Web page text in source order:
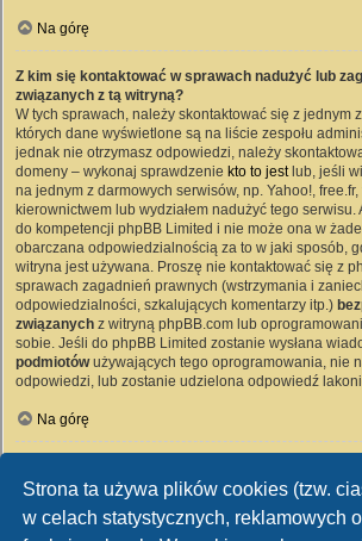
Strona ta używa plików cookies (tzw.
w celach statystycznych, reklamowych
Na górę
Z kim się kontaktować w sprawach nadużyć lub
związanych z tą witryną?
W tych sprawach, należy skontaktować się z jednym
których dane wyświetlone są na liście zespołu
jednak nie otrzymasz odpowiedzi, należy
domeny – wykonaj sprawdzenie kto to jestlub, jeśli
na jednym z darmowych serwisów, np. Yahoo!, free.fr,
kierownictwem lub wydziałem nadużyć tego serwisu.
do kompetencji phpBB Limited i nie może ona w
obarczana odpowiedzialnością za to w jaki sposób,
witryna jest używana. Proszę nie kontaktować się z
sprawach zagadnień prawnych (wstrzymania i
odpowiedzialności, szkalujących komentarzy itp.)
związanych z witryną phpBB.com lub
sobie. Jeśli do phpBB Limited zostanie wysłana
podmiotówużywających tego oprogramowania, nie
odpowiedzi, lub zostanie udzielona odpowiedź
Na górę
Wszyscy użytkownicy witryny mogą używać – jeśli
przez administratora witryny – formularza „Kontakt z
witryny mogą także używać odnośnika „Zespół